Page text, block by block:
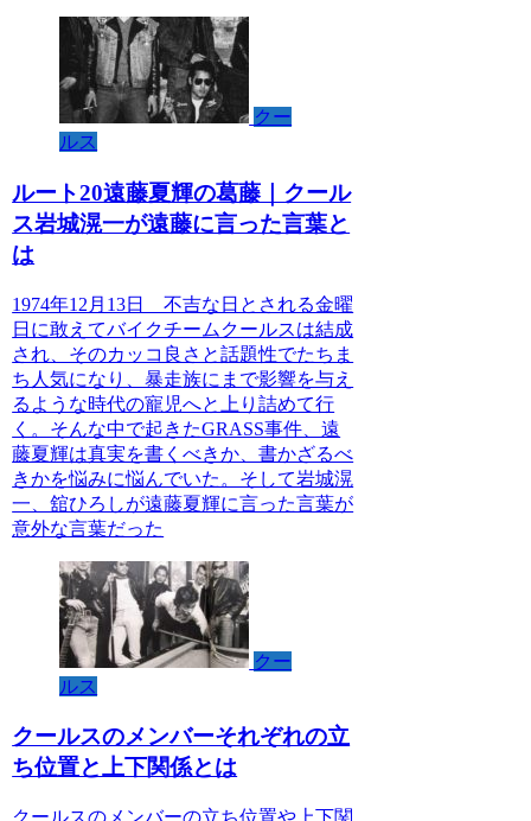
クー
ルス
ルート20遠藤夏輝の葛藤｜クール
ス岩城滉一が遠藤に言った言葉と
は
1974年12月13日 不吉な日とされる金曜
日に敢えてバイクチームクールスは結成
され、そのカッコ良さと話題性でたちま
ち人気になり、暴走族にまで影響を与え
るような時代の寵児へと上り詰めて行
く。そんな中で起きたGRASS事件、遠
藤夏輝は真実を書くべきか、書かざるべ
きかを悩みに悩んでいた。そして岩城滉
一、舘ひろしが遠藤夏輝に言った言葉が
意外な言葉だった
クー
ルス
クールスのメンバーそれぞれの立
ち位置と上下関係とは
クールスのメンバーの立ち位置や上下関